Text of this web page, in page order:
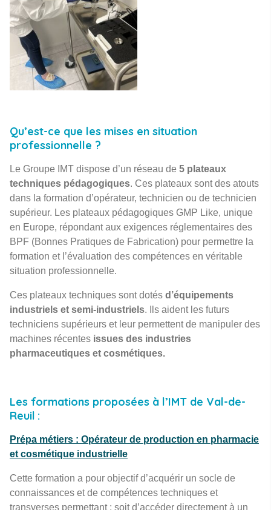
Qu’est-ce que les mises en situation
professionnelle ?
Le Groupe IMT dispose d’un réseau de 5 plateaux
techniques pédagogiques. Ces plateaux sont des atouts
dans la formation d’opérateur, technicien ou de technicien
supérieur. Les plateaux pédagogiques GMP Like, unique
en Europe, répondant aux exigences réglementaires des
BPF (Bonnes Pratiques de Fabrication) pour permettre la
formation et l’évaluation des compétences en véritable
situation professionnelle.
Ces plateaux techniques sont dotés d’équipements
industriels et semi-industriels. Ils aident les futurs
techniciens supérieurs et leur permettent de manipuler des
machines récentes issues des industries
pharmaceutiques et cosmétiques.
Les formations proposées à l’IMT de Val-de-
Reuil :
Prépa métiers : Opérateur de production en pharmacie
et cosmétique industrielle
Cette formation a pour objectif d’acquérir un socle de
connaissances et de compétences techniques et
transverses permettant : soit d’accéder directement à un